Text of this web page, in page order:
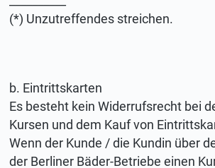
(*) Unzutreffendes streichen.
b. Eintrittskarten
Es besteht kein Widerrufsrecht bei
Kursen und dem Kauf von
Wenn der Kunde / die Kundin über
der Berliner Bäder-Betriebe einen